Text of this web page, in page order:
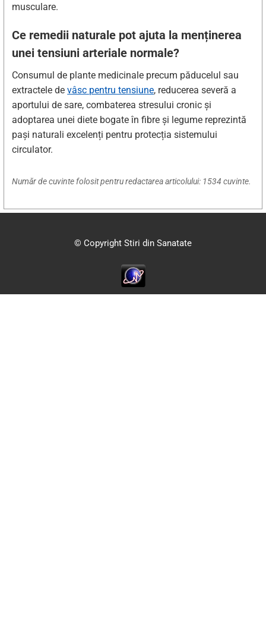
musculare.
Ce remedii naturale pot ajuta la menținerea
unei tensiuni arteriale normale?
Consumul de plante medicinale precum păducelul sau
extractele devâsc pentru tensiune, reducerea severă a
aportului de sare, combaterea stresului cronic și
adoptarea unei diete bogate în fibre și legume reprezintă
pași naturali excelenți pentru protecția sistemului
circulator.
Număr de cuvinte folosit pentru redactarea articolului: 1534 cuvinte.
© Copyright Stiri din Sanatate